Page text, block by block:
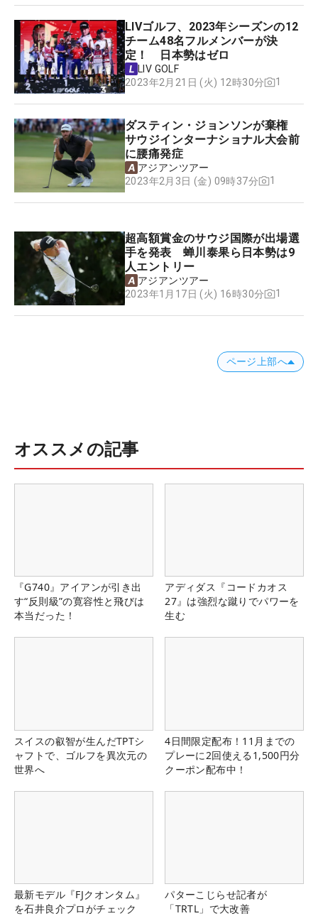
LIVゴルフ、2023年シーズンの12
チーム48名フルメンバーが決
定！ 日本勢はゼロ
LIV GOLF
2023年2月21日 (火) 12時30分
1
ダスティン・ジョンソンが棄権
サウジインターナショナル大会前
に腰痛発症
アジアンツアー
2023年2月3日 (金) 09時37分
1
超高額賞金のサウジ国際が出場選
手を発表 蝉川泰果ら日本勢は9
人エントリー
アジアンツアー
2023年1月17日 (火) 16時30分
1
ページ上部へ
オススメの記事
『G740』アイアンが引き出
す“反則級”の寛容性と飛びは
本当だった！
アディダス『コードカオス
27』は強烈な蹴りでパワーを
生む
スイスの叡智が生んだTPTシ
ャフトで、ゴルフを異次元の
世界へ
4日間限定配布！11月までの
プレーに2回使える1,500円分
クーポン配布中！
最新モデル『FJクオンタム』
を石井良介プロがチェック
パターこじらせ記者が
「TRTL」で大改善